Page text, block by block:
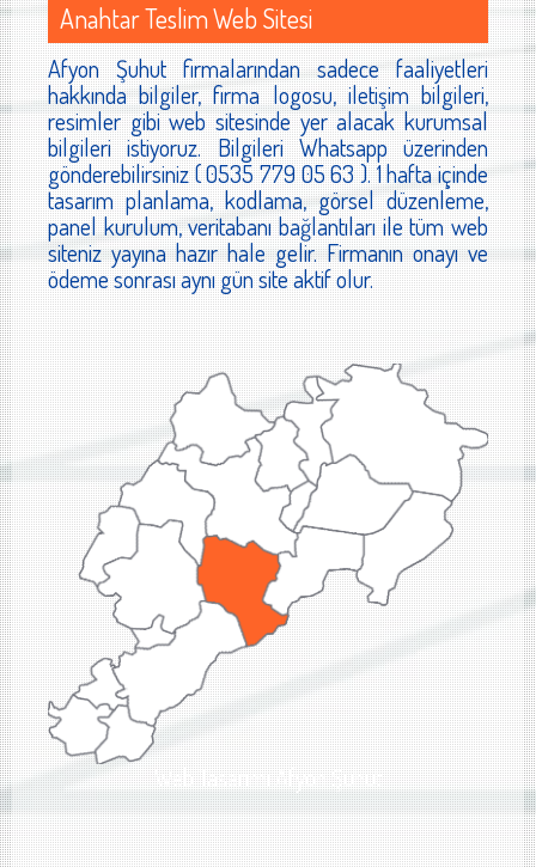
Anahtar Teslim Web Sitesi
Afyon Şuhut firmalarından sadece faaliyetleri
hakkında bilgiler, firma logosu, iletişim bilgileri,
resimler gibi web sitesinde yer alacak kurumsal
bilgileri istiyoruz. Bilgileri Whatsapp üzerinden
gönderebilirsiniz ( 0535 779 05 63 ). 1 hafta içinde
tasarım planlama, kodlama, görsel düzenleme,
panel kurulum, veritabanı bağlantıları ile tüm web
siteniz yayına hazır hale gelir. Firmanın onayı ve
ödeme sonrası aynı gün site aktif olur.
Web Tasarımı Afyon Şuhut